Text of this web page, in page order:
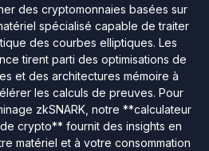
des cryptomonnaies basées sur
spécialisé capable de traiter
des courbes elliptiques. Les
tirent parti des optimisations de
et des architectures mémoire à
les calculs de preuves. Pour
zkSNARK, notre **calculateur
crypto** fournit des insights en
matériel et à votre consommation